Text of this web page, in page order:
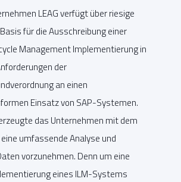
LEAG verfügt über riesige
für die Ausschreibung einer
Management Implementierung in
der
an einen
Einsatz von SAP-Systemen.
das Unternehmen mit dem
umfassende Analyse und
vorzunehmen. Denn um eine
eines ILM-Systems